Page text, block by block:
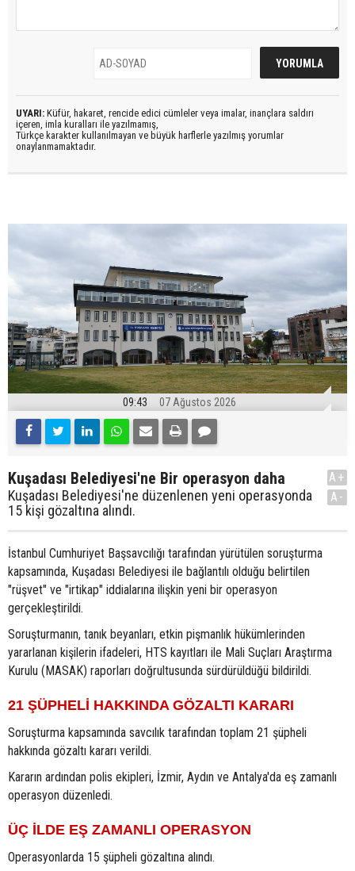
UYARI: Küfür, hakaret, rencide edici cümleler veya imalar, inançlara saldırı
içeren, imla kuralları ile yazılmamış,
Türkçe karakter kullanılmayan ve büyük harflerle yazılmış yorumlar
onaylanmamaktadır.
09:43 07 Ağustos 2026
Kuşadası Belediyesi'ne Bir operasyon daha
Kuşadası Belediyesi'ne düzenlenen yeni operasyonda
15 kişi gözaltına alındı.
A+
A-
İstanbul Cumhuriyet Başsavcılığı tarafından yürütülen soruşturma
kapsamında, Kuşadası Belediyesi ile bağlantılı olduğu belirtilen
"rüşvet" ve "irtikap" iddialarına ilişkin yeni bir operasyon
gerçekleştirildi.
Soruşturmanın, tanık beyanları, etkin pişmanlık hükümlerinden
yararlanan kişilerin ifadeleri, HTS kayıtları ile Mali Suçları Araştırma
Kurulu (MASAK) raporları doğrultusunda sürdürüldüğü bildirildi.
21 ŞÜPHELİ HAKKINDA GÖZALTI KARARI
Soruşturma kapsamında savcılık tarafından toplam 21 şüpheli
hakkında gözaltı kararı verildi.
Kararın ardından polis ekipleri, İzmir, Aydın ve Antalya'da eş zamanlı
operasyon düzenledi.
ÜÇ İLDE EŞ ZAMANLI OPERASYON
Operasyonlarda 15 şüpheli gözaltına alındı.